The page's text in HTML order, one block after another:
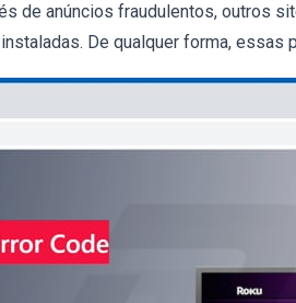
de anúncios fraudulentos, outros
De qualquer forma, essas